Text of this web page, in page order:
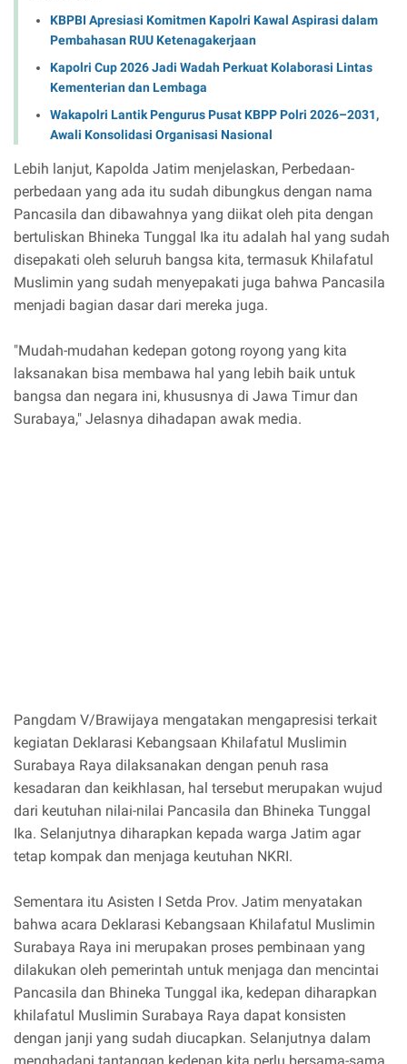
KBPBI Apresiasi Komitmen Kapolri Kawal Aspirasi dalam
Pembahasan RUU Ketenagakerjaan
Kapolri Cup 2026 Jadi Wadah Perkuat Kolaborasi Lintas
Kementerian dan Lembaga
Wakapolri Lantik Pengurus Pusat KBPP Polri 2026–2031,
Awali Konsolidasi Organisasi Nasional
Lebih lanjut, Kapolda Jatim menjelaskan, Perbedaan-
perbedaan yang ada itu sudah dibungkus dengan nama
Pancasila dan dibawahnya yang diikat oleh pita dengan
bertuliskan Bhineka Tunggal Ika itu adalah hal yang sudah
disepakati oleh seluruh bangsa kita, termasuk Khilafatul
Muslimin yang sudah menyepakati juga bahwa Pancasila
menjadi bagian dasar dari mereka juga.
"Mudah-mudahan kedepan gotong royong yang kita
laksanakan bisa membawa hal yang lebih baik untuk
bangsa dan negara ini, khususnya di Jawa Timur dan
Surabaya," Jelasnya dihadapan awak media.
Pangdam V/Brawijaya mengatakan mengapresisi terkait
kegiatan Deklarasi Kebangsaan Khilafatul Muslimin
Surabaya Raya dilaksanakan dengan penuh rasa
kesadaran dan keikhlasan, hal tersebut merupakan wujud
dari keutuhan nilai-nilai Pancasila dan Bhineka Tunggal
Ika. Selanjutnya diharapkan kepada warga Jatim agar
tetap kompak dan menjaga keutuhan NKRI.
Sementara itu Asisten I Setda Prov. Jatim menyatakan
bahwa acara Deklarasi Kebangsaan Khilafatul Muslimin
Surabaya Raya ini merupakan proses pembinaan yang
dilakukan oleh pemerintah untuk menjaga dan mencintai
Pancasila dan Bhineka Tunggal ika, kedepan diharapkan
khilafatul Muslimin Surabaya Raya dapat konsisten
dengan janji yang sudah diucapkan. Selanjutnya dalam